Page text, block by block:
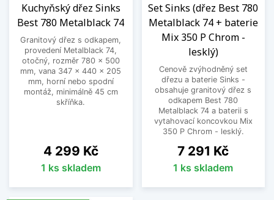
Kuchyňský dřez Sinks
Best 780 Metalblack 74
Granitový dřez s odkapem,
provedení Metalblack 74,
otočný, rozměr 780 x 500
mm, vana 347 x 440 x 205
mm, horní nebo spodní
montáž, minimálně 45 cm
skříňka.
Cena
4 299 Kč
1 ks skladem
Set Sinks (dřez Best 780
Metalblack 74 + baterie
Mix 350 P Chrom -
lesklý)
Cenově zvýhodněný set
dřezu a baterie Sinks -
obsahuje granitový dřez s
odkapem Best 780
Metalblack 74 a baterii s
vytahovací koncovkou Mix
350 P Chrom - lesklý.
Cena
7 291 Kč
1 ks skladem